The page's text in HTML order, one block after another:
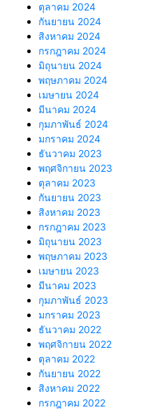
ตุลาคม 2024
กันยายน 2024
สิงหาคม 2024
กรกฎาคม 2024
มิถุนายน 2024
พฤษภาคม 2024
เมษายน 2024
มีนาคม 2024
กุมภาพันธ์ 2024
มกราคม 2024
ธันวาคม 2023
พฤศจิกายน 2023
ตุลาคม 2023
กันยายน 2023
สิงหาคม 2023
กรกฎาคม 2023
มิถุนายน 2023
พฤษภาคม 2023
เมษายน 2023
มีนาคม 2023
กุมภาพันธ์ 2023
มกราคม 2023
ธันวาคม 2022
พฤศจิกายน 2022
ตุลาคม 2022
กันยายน 2022
สิงหาคม 2022
กรกฎาคม 2022